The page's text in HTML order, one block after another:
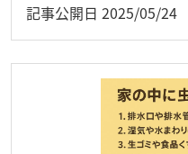
記事公開日 2025/05/24